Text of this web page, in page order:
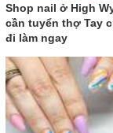
Shop nail ở High
cần tuyển thợ Tay
đi làm ngay